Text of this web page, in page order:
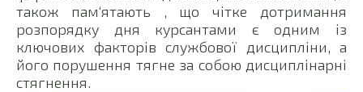
також пам‘ятають , що чітке дотримання
розпорядку дня курсантами є одним із
ключових факторів службової дисципліни, а
його порушення тягне за собою дисциплінарні
стягнення.